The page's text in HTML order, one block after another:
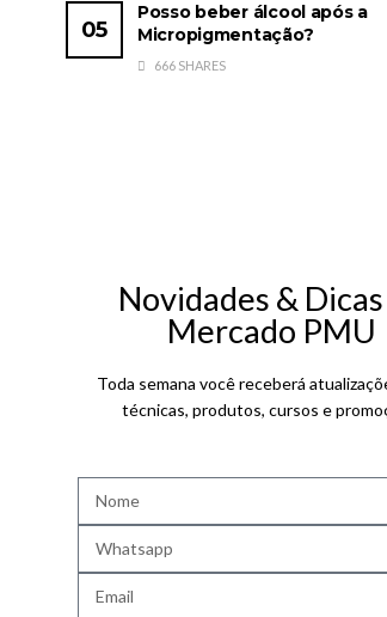
Posso beber álcool após a
Micropigmentação?
666 SHARES
Novidades &
Mercado PMU
Toda semana você receberá
técnicas, produtos, cursos e